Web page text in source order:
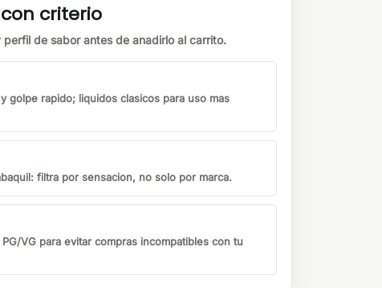
criterio
de sabor antes de anadirlo al carrito.
golpe rapido; liquidos clasicos para uso mas
filtra por sensacion, no solo por marca.
VG para evitar compras incompatibles con tu